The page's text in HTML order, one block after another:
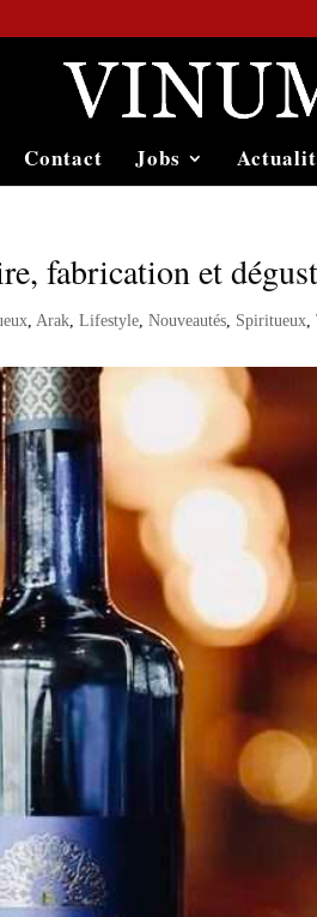
Contact Jobs
fabrication et
,Arak,Lifestyle,Nouveautés, Spiritueux,